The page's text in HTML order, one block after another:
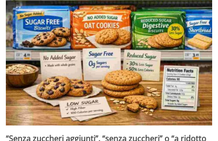
“Senza zuccheri aggiunti”, “senza zuccheri” o “a ridotto